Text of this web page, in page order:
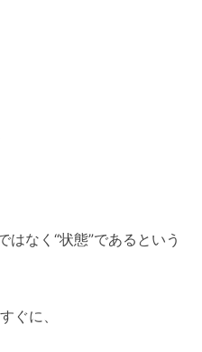
はなく“状態”であるという
ぐに、